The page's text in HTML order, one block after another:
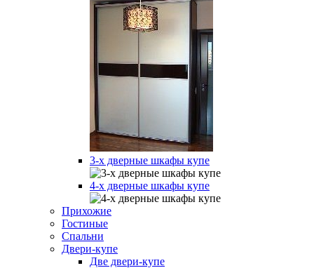
3-х дверные шкафы купе
4-х дверные шкафы купе
Прихожие
Гостиные
Спальни
Двери-купе
Две двери-купе